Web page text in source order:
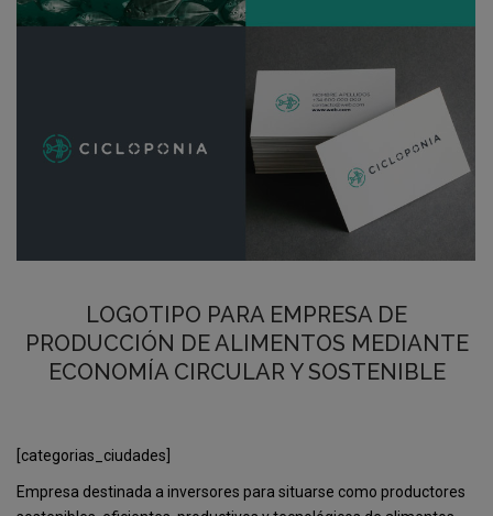
LOGOTIPO PARA EMPRESA DE
PRODUCCIÓN DE ALIMENTOS MEDIANTE
ECONOMÍA CIRCULAR Y SOSTENIBLE
[categorias_ciudades]
Empresa destinada a inversores para situarse como productores